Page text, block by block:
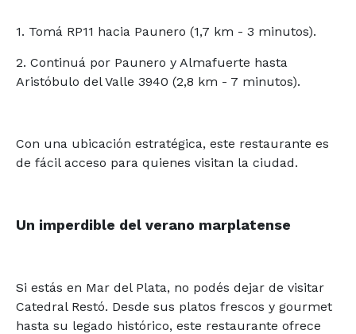
1. Tomá RP11 hacia Paunero (1,7 km - 3 minutos).
2. Continuá por Paunero y Almafuerte hasta
Aristóbulo del Valle 3940 (2,8 km - 7 minutos).
Con una ubicación estratégica, este restaurante es
de fácil acceso para quienes visitan la ciudad.
Un imperdible del verano marplatense
Si estás en Mar del Plata, no podés dejar de visitar
Catedral Restó. Desde sus platos frescos y gourmet
hasta su legado histórico, este restaurante ofrece